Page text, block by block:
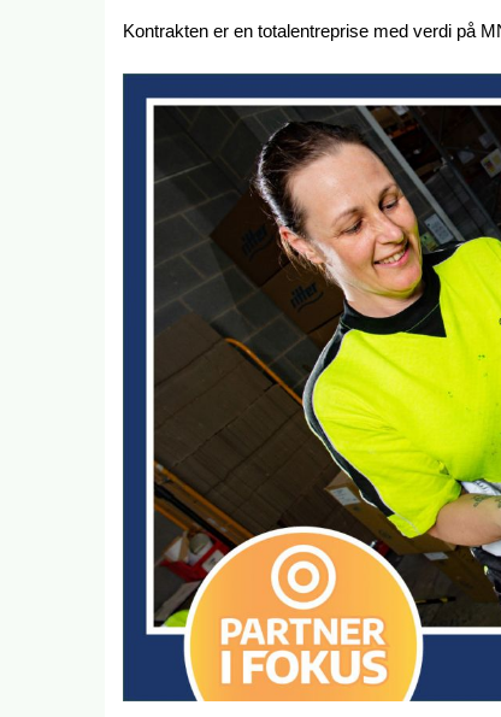
Kontrakten er en totalentreprise med verdi på